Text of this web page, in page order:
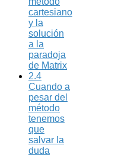
cartesiano
y la
solución
a la
paradoja
de Matrix
2.4
Cuando a
pesar del
método
tenemos
que
salvar la
duda